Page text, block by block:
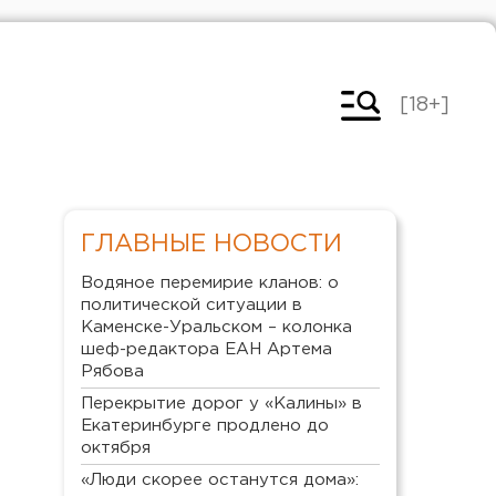
[18+]
ГЛАВНЫЕ НОВОСТИ
Водяное перемирие кланов: о
политической ситуации в
Каменске-Уральском – колонка
шеф-редактора ЕАН Артема
Рябова
Перекрытие дорог у «Калины» в
Екатеринбурге продлено до
октября
«Люди скорее останутся дома»: